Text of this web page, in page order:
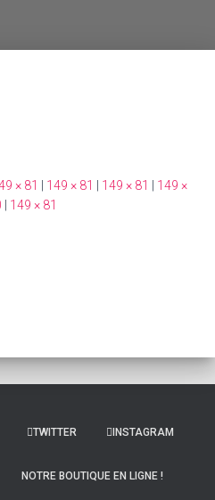
× 81 149 × 81 149 × 81
149 ×
149 × 81
TWITTER INSTAGRAM
NOTRE BOUTIQUE EN LIGNE !